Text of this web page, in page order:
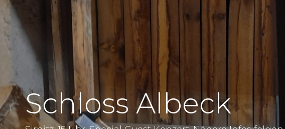
Schloss Albeck